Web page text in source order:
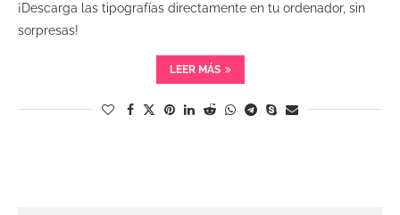
¡Descarga las tipografías directamente en tu ordenador, sin
sorpresas!
LEER MÁS